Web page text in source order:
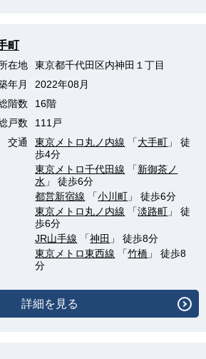
町
在地
東京都千代田区内神田１丁目
年月
2022年08月
階数
16階
戸数
111戸
交通
東京メトロ丸ノ内線 「大手町 」 徒
歩4分
東京メトロ千代田線 「新御茶ノ
水 」 徒歩6分
都営新宿線 「小川町 」 徒歩6分
東京メトロ丸ノ内線 「淡路町 」 徒
歩6分
JR山手線 「神田 」 徒歩8分
東京メトロ東西線 「竹橋 」 徒歩8
分
詳細を見る